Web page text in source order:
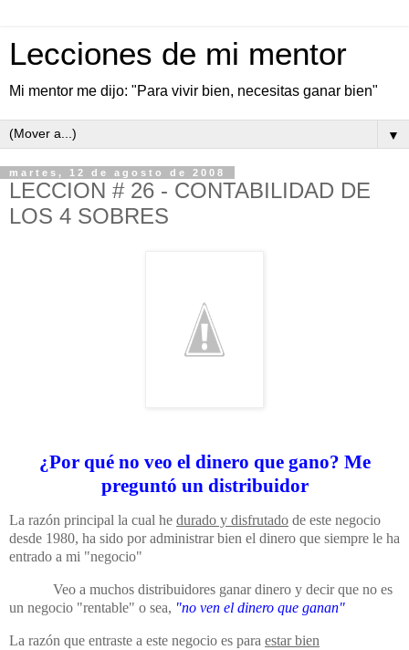
Lecciones de mi mentor
Mi mentor me dijo: "Para vivir bien, necesitas ganar bien"
▼
martes, 12 de agosto de 2008
LECCION # 26 - CONTABILIDAD DE
LOS 4 SOBRES
¿Por qué no veo el dinero que gano? Me
preguntó un distribuidor
La razón principal la cual he durado y disfrutado de este negocio
desde 1980, ha sido por administrar bien el dinero que siempre le ha
entrado a mi "negocio"
Veo a muchos distribuidores ganar dinero y decir que no es
un negocio "rentable" o sea, "no ven el dinero que ganan"
La razón que entraste a este negocio es para estar bien